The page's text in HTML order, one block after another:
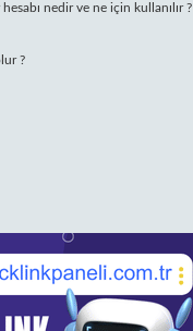
nedir ve ne için kullanılır ?
?